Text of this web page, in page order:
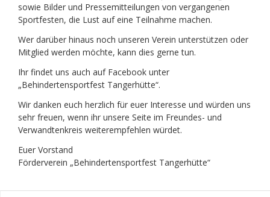
sowie Bilder und Pressemitteilungen von vergangenen
Sportfesten, die Lust auf eine Teilnahme machen.
Wer darüber hinaus noch unseren Verein unterstützen oder
Mitglied werden möchte, kann dies gerne tun.
Ihr findet uns auch auf Facebook unter
„Behindertensportfest Tangerhütte“.
Wir danken euch herzlich für euer Interesse und würden uns
sehr freuen, wenn ihr unsere Seite im Freundes- und
Verwandtenkreis weiterempfehlen würdet.
Euer Vorstand
Förderverein „Behindertensportfest Tangerhütte“